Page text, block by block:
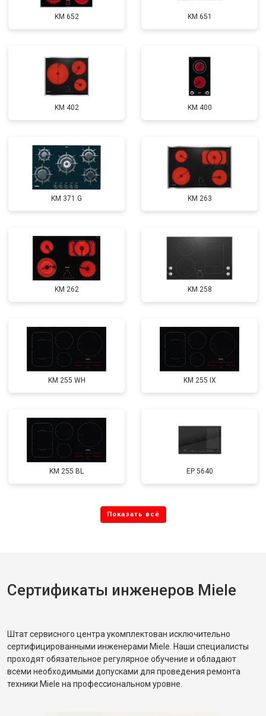
KM 652 KM 651
KM 402 KM 400
KM 371 G KM 263
KM 262 KM 258
KM 255 WH KM 255 IX
KM 255 BL EP 5640
Сертификаты инженеров Miele
Штат сервисного центра укомплектован исключительно
сертифицированными инженерами Miele. Наши специалисты
проходят обязательное регулярное обучение и обладают
всеми необходимыми допусками для проведения ремонта
техники Miele на профессиональном уровне.